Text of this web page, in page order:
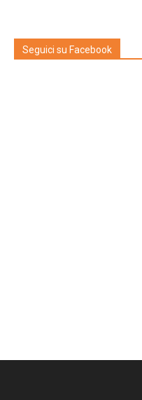
Seguici su Facebook